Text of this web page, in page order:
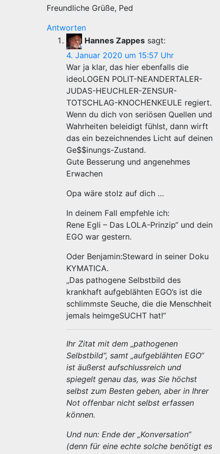
Freundliche Grüße, Ped
Antworten
Hannes Zappes sagt:
4. Januar 2020 um 15:57 Uhr
War ja klar, das hier ebenfalls die
ideoLOGEN POLIT-NEANDERTALER-
JUDAS-HEUCHLER-ZENSUR-
TOTSCHLAG-KNOCHENKEULE regiert.
Wenn du dich von seriösen Quellen und
Wahrheiten beleidigt fühlst, dann wirft
das ein bezeichnendes Licht auf deinen
Ge$$inungs-Zustand.
Gute Besserung und angenehmes
Erwachen
Opa wäre stolz auf dich …
In deinem Fall empfehle ich:
Rene Egli – Das LOLA-Prinzip“ und dein
EGO war gestern.
Oder Benjamin:Steward in seiner Doku
KYMATICA.
„Das pathogene Selbstbild des
krankhaft aufgeblähten EGO’s ist die
schlimmste Seuche, die die Menschheit
jemals heimgeSUCHT hat!“
Ihr Zitat mit dem „pathogenen
Selbstbild“, samt „aufgeblähten EGO“
ist äußerst aufschlussreich und
spiegelt genau das, was Sie höchst
selbst zum Besten geben, aber in Ihrer
Not offenbar nicht selbst erfassen
können.
Und nun: Ende der „Konversation“
(denn für eine echte solche benötigt es